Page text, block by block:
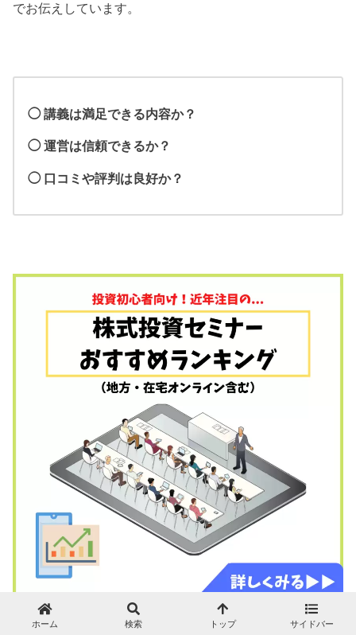
でお伝えしています。
◯ 講義は満足できる内容か？
◯ 運営は信頼できるか？
◯ 口コミや評判は良好か？
ホーム 検索 トップ サイドバー